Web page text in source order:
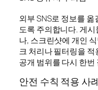
외부 SNS로 정보를
도록 주의합니다. 게
나, 스크린샷에 개인
크 처리나 필터링을
공개 범위를 다시 한번
안전 수칙 적용 사